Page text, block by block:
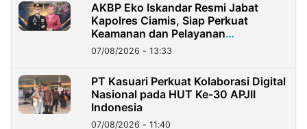
AKBP Eko Iskandar Resmi Jabat
Kapolres Ciamis, Siap Perkuat
Keamanan dan Pelayanan
Masyarakat
07/08/2026 - 13:33
PT Kasuari Perkuat Kolaborasi Digital
Nasional pada HUT Ke-30 APJII
Indonesia
07/08/2026 - 11:40